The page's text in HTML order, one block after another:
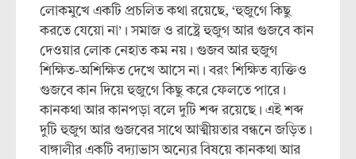
লোকমুখে একটি প্রচলিত কথা রয়েছে, ‘হুজুগে কিছু
করতে যেয়ো না’। সমাজ ও রাষ্ট্রে হুজুগ আর গুজবে কান
দেওয়ার লোক নেহাত কম নয়। গুজব আর হুজুগ
শিক্ষিত-অশিক্ষিত দেখে আসে না। বরং শিক্ষিত ব্যক্তিও
গুজবে কান দিয়ে হুজুগে কিছু করে ফেলতে পারে।
কানকথা আর কানপড়া বলে দুটি শব্দ রয়েছে। এই শব্দ
দুটি হুজুগ আর গুজবের সাথে আত্মীয়তার বন্ধনে জড়িত।
বাঙ্গালীর একটি বদ্যাভাস অন্যের বিষয়ে কানকথা আর